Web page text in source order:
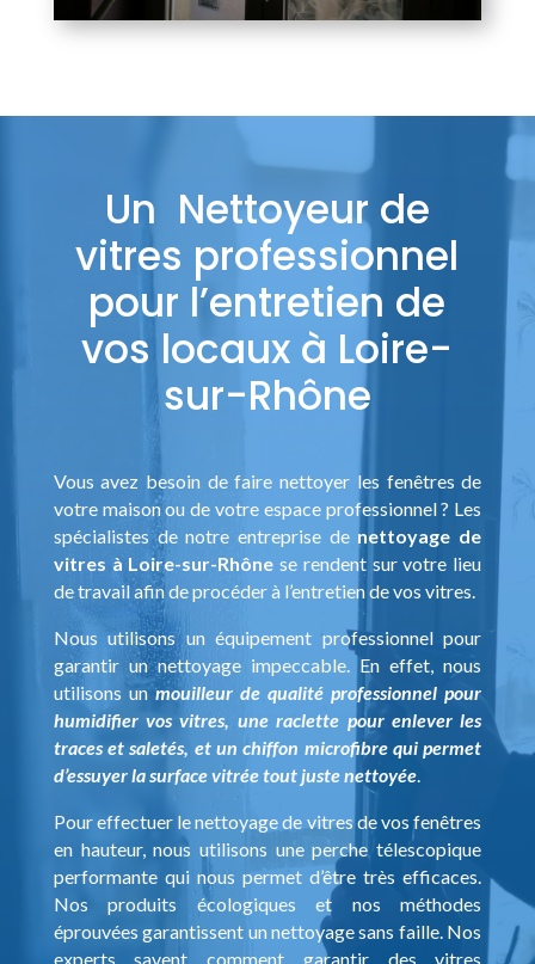
Un Nettoyeur de
vitres professionnel
pour l’entretien de
vos locaux à Loire-
sur-Rhône
Vous avez besoin de faire nettoyer les fenêtres de
votre maison ou de votre espace professionnel ? Les
spécialistes de notre entreprise de nettoyage de
vitres à Loire-sur-Rhône se rendent sur votre lieu
de travail afin de procéder à l’entretien de vos vitres.
Nous utilisons un équipement professionnel pour
garantir un nettoyage impeccable. En effet, nous
utilisons unmouilleur de qualité professionnel pour
humidifier vos vitres, une raclette pour enlever les
traces et saletés, et un chiffon microfibre qui permet
d’essuyer la surface vitrée tout juste nettoyée.
Pour effectuer le nettoyage de vitres de vos fenêtres
en hauteur, nous utilisons une perche télescopique
performante qui nous permet d’être très efficaces.
Nos produits écologiques et nos méthodes
éprouvées garantissent un nettoyage sans faille. Nos
experts savent comment garantir des vitres